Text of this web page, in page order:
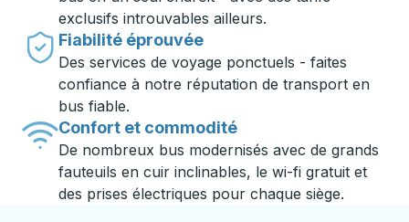
exclusifs introuvables ailleurs.
Fiabilité éprouvée
Des services de voyage ponctuels - faites
confiance à notre réputation de transport en
bus fiable.
Confort et commodité
De nombreux bus modernisés avec de grands
fauteuils en cuir inclinables, le wi-fi gratuit et
des prises électriques pour chaque siège.